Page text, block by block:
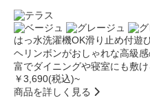
はっ水洗濯機OK滑り止め付遊
ヘリンボンがおしゃれな高級
富でダイニングや寝室にも敷け
￥3,690(税込)~
商品を詳しく見る